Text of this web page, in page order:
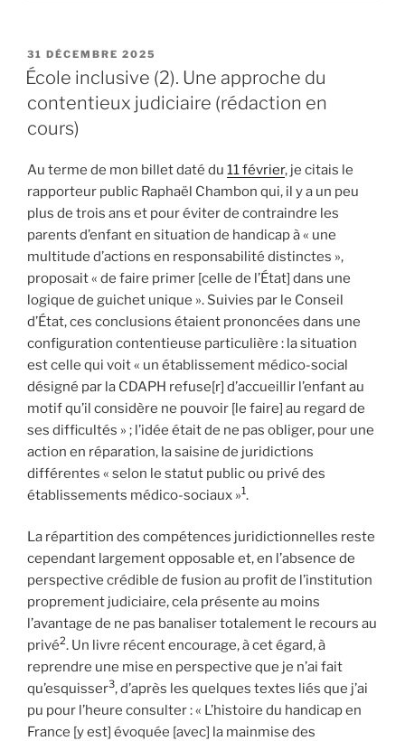
PUBLIÉ
LE
31 DÉCEMBRE 2025
École inclusive (2). Une approche du
contentieux judiciaire (rédaction en
cours)
Au terme de mon billet daté du 11 février, je citais le
rapporteur public Raphaël Chambon qui, il y a un peu
plus de trois ans et pour éviter de contraindre les
parents d’enfant en situation de handicap à « une
multitude d’actions en responsabilité distinctes »,
proposait « de faire primer [celle de l’État] dans une
logique de guichet unique ». Suivies par le Conseil
d’État, ces conclusions étaient prononcées dans une
configuration contentieuse particulière : la situation
est celle qui voit « un établissement médico-social
désigné par la CDAPH refuse[r] d’accueillir l’enfant au
motif qu’il considère ne pouvoir [le faire] au regard de
ses difficultés » ; l’idée était de ne pas obliger, pour une
action en réparation, la saisine de juridictions
différentes « selon le statut public ou privé des
établissements médico-sociaux »1.
La répartition des compétences juridictionnelles reste
cependant largement opposable et, en l’absence de
perspective crédible de fusion au profit de l’institution
proprement judiciaire, cela présente au moins
l’avantage de ne pas banaliser totalement le recours au
privé2. Un livre récent encourage, à cet égard, à
reprendre une mise en perspective que je n’ai fait
qu’esquisser3, d’après les quelques textes liés que j’ai
pu pour l’heure consulter : « L’histoire du handicap en
France [y est] évoquée [avec] la mainmise des